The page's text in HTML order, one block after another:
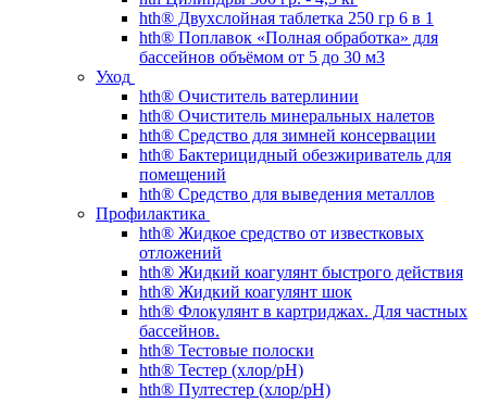
hth® Двухслойная таблетка 250 гр 6 в 1
hth® Поплавок «Полная обработка» для
бассейнов объёмом от 5 до 30 м3
Уход
hth® Очиститель ватерлинии
hth® Очиститель минеральных налетов
hth® Средство для зимней консервации
hth® Бактерицидный обезжириватель для
помещений
hth® Средство для выведения металлов
Профилактика
hth® Жидкое средство от известковых
отложений
hth® Жидкий коагулянт быстрого действия
hth® Жидкий коагулянт шок
hth® Флокулянт в картриджах. Для частных
бассейнов.
hth® Тестовые полоски
hth® Тестер (хлор/pH)
hth® Пултестер (хлор/pH)